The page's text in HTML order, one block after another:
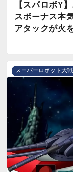
【スパロボY
スボーナス本
アタックが火
スーパーロボット大